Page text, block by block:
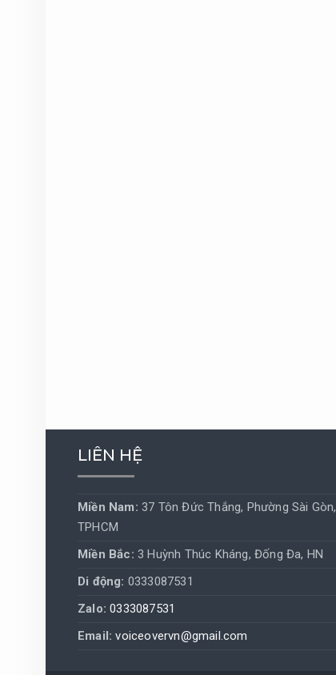
LIÊN HỆ
Miền Nam: 37 Tôn Đức Thắng, Phường Sài Gòn,
TPHCM
Miền Bắc: 3 Huỳnh Thúc Kháng, Đống Đa, HN
Di động: 0333087531
Zalo: 0333087531
Email: voiceovervn@gmail.com